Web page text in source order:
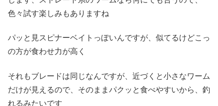
色々試す楽しみもありますね
パッと見スピナーベイトっぽいんですが、似てるけどこっ
の方が食わせ力が高く
それもブレードは同じなんですが、近づくと小さなワーム
だけが見えるので、そのままパクッと食べやすいから、釣
れるみたいです